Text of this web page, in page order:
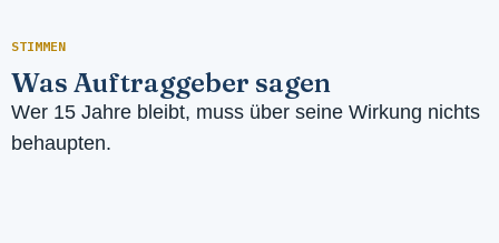
STIMMEN
Was Auftraggeber sagen
Wer 15 Jahre bleibt, muss über seine Wirkung nichts
behaupten.